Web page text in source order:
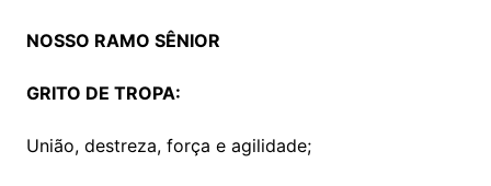
NOSSO RAMO SÊNIOR
GRITO DE TROPA:
União, destreza, força e agilidade;